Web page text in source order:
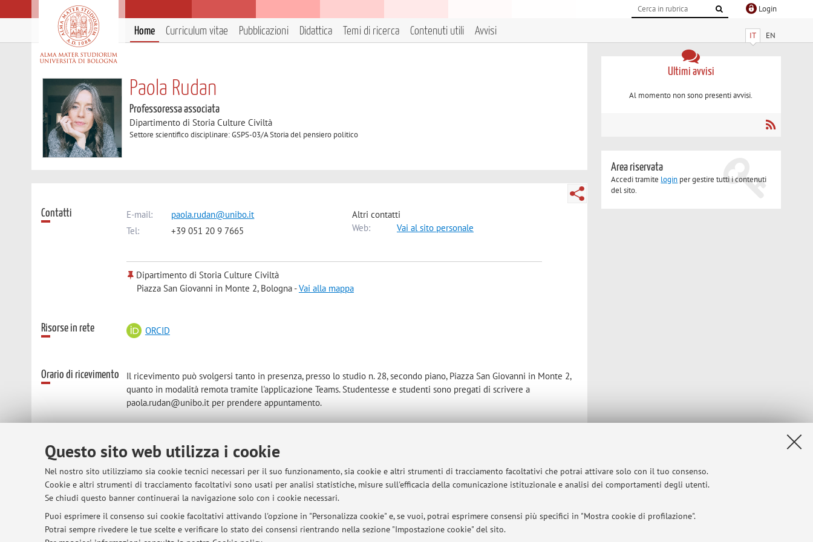
Questo sito web utilizza i cookie
Nel nostro sito utilizziamo sia cookie tecnici necessari per il suo funzionamento, sia cookie e altri strumenti di tracciamento facoltativi che potrai attivare solo con il tuo consenso.
Cookie e altri strumenti di tracciamento facoltativi sono usati per analisi statistiche, misure sull'efficacia della comunicazione istituzionale e analisi dei comportamenti degli utenti.
Se chiudi questo banner continuerai la navigazione solo con i cookie necessari.
Puoi esprimere il consenso sui cookie facoltativi attivando l'opzione in "Personalizza cookie" e, se vuoi, potrai esprimere consensi più specifici in "Mostra cookie di profilazione".
Potrai sempre rivedere le tue scelte e verificare lo stato dei consensi rientrando nella sezione "Impostazione cookie" del sito.
Login
IT EN
Home Curriculum vitae Pubblicazioni Didattica Temi di ricerca Contenuti utili Avvisi
Paola Rudan
Professoressa associata
Dipartimento di Storia Culture Civiltà
Settore scientifico disciplinare: GSPS-03/A Storia del pensiero politico
Contatti E-mail:
paola.rudan@unibo.it
Tel:
+39 051 20 9 7665
Altri contatti
Web:
Vai al sito personale
Dipartimento di Storia Culture Civiltà
Piazza San Giovanni in Monte 2, Bologna -Vai alla mappa
Risorse in rete ORCID
Orario di ricevimento
Il ricevimento può svolgersi tanto in presenza, presso lo studio n. 28, secondo piano, Piazza San Giovanni in Monte 2,
quanto in modalità remota tramite l'applicazione Teams. Studentesse e studenti sono pregati di scrivere a
paola.rudan@unibo.it per prendere appuntamento.
Ultimi avvisi
Al momento non sono presenti avvisi.
Area riservata
Accedi tramite login per gestire tutti i contenuti
del sito.